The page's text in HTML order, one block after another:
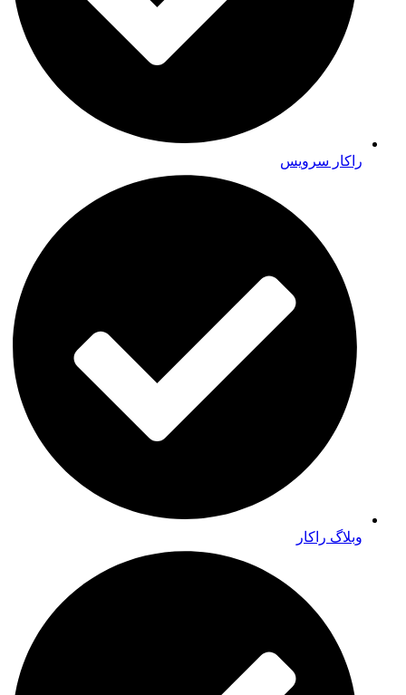
راکار سرویس
وبلاگ راکار